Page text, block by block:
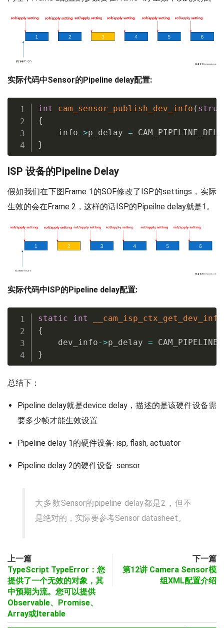
实际代码中Sensor的Pipeline delay配置:
int cam_sensor_publish_dev_info (
{
    info
->p_delay =
}
ISP 设备的Pipeline Delay
假如我们在下图Frame 1的SOF修改了ISP的settings，实际
生效的会在Frame 2，这样的话ISP的Pipeilne delay就是1。
实际代码中ISP的Pipeline delay配置:
static int
{
    dev_info
->p_delay =
}
总结下：
Pipeline delay就是device delay，描述的是该硬件设备需
要多少帧才能生效设置
Pipeline delay 1的硬件设备: isp, flash, actuator
Pipeline delay 2的硬件设备: sensor
大多数Sensor的pipeline delay都是2，但不
是绝对的，实际要参考Sensor datasheet。
上一篇
TypeScript TypeError：您
提供了一个无效的对象，其
中预期为流。您可以提供
Observable、Promise、
Array或Iterable
下一篇
第12讲 Camera Sensor模
组XML配置介绍